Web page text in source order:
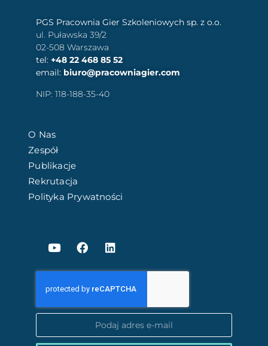
PGS Pracownia Gier Szkoleniowych sp. z o.o.
ul. Puławska 39/2
02-508 Warszawa
tel: +48 22 468 85 52
email: biuro@pracowniagier.com
NIP: 118-188-35-40
O Nas
Zespół
Publikacje
Rekrutacja
Polityka Prywatności